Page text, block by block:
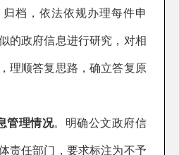
档， 依法依规办理每件申
的政府信息进行研究，对相
理顺答复 思路 ，确立答复原
管理情况。 明确公文政府信
责任部门，要求标注为不予